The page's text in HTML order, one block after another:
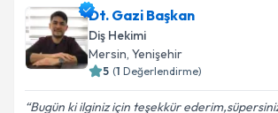
Takvim Talebini Gönder
Dt. İsmail Çınariçin randevu takvimi
Size bu uzmandan randevu almanız için
hazırlandığında e-posta ile
Dt. Gazi Başkan
Diş Hekimi
Mersin, Yenişehir
5 (1 Değerlendirme)
Bugün ki ilginiz için teşekkür